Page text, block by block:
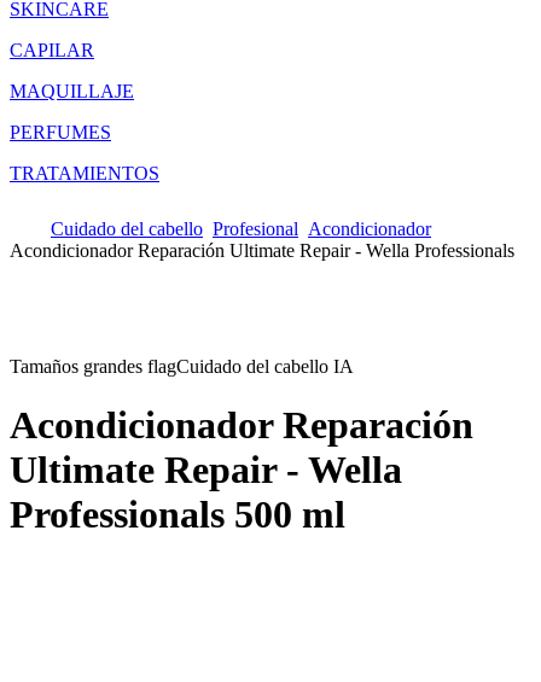
SKINCARE
CAPILAR
MAQUILLAJE
PERFUMES
TRATAMIENTOS
Cuidado del cabello Profesional Acondicionador
Acondicionador Reparación Ultimate Repair - Wella Professionals
Tamaños grandes flagCuidado del cabello IA
Acondicionador Reparación
Ultimate Repair - Wella
Professionals 500 ml